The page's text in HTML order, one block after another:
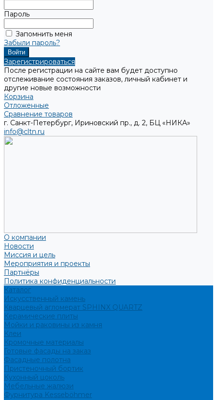
Пароль
Запомнить меня
Забыли пароль?
Зарегистрироваться
После регистрации на сайте вам будет доступно
отслеживание состояния заказов, личный кабинет и
другие новые возможности
Корзина
Отложенные
Сравнение товаров
г. Санкт-Петербург, Ириновский пр., д. 2, БЦ «НИКА»
info@cltn.ru
О компании
Новости
Миссия и цель
Мероприятия и проекты
Партнёры
Политика конфиденциальности
Каталог
Искусственный камень
Кварцевый агломерат SPHINX QUARTZ
Керамические плиты
Мойки и раковины из камня
Клеи
Кромочные материалы
Готовые фасады на заказ
Фасадные полотна
Пристеночный бортик
Кухонный цоколь
Мебельные жалюзи
Фурнитура Kesseböhmer